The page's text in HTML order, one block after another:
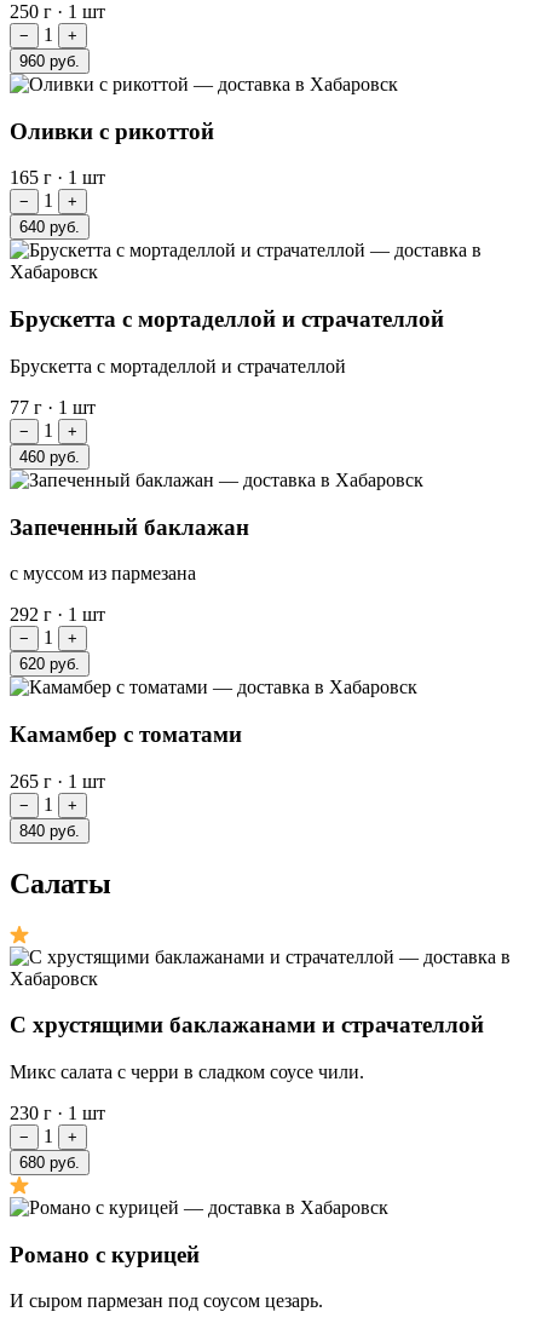
250 г · 1 шт
− 1
+
960 руб.
Оливки с рикоттой
165 г · 1 шт
− 1
+
640 руб.
Брускетта с мортаделлой и страчателлой
Брускетта с мортаделлой и страчателлой
77 г · 1 шт
− 1
+
460 руб.
Запеченный баклажан
с муссом из пармезана
292 г · 1 шт
− 1
+
620 руб.
Камамбер с томатами
265 г · 1 шт
− 1
+
840 руб.
Салаты
С хрустящими баклажанами и страчателлой
Микс салата с черри в сладком соусе чили.
230 г · 1 шт
− 1
+
680 руб.
Романо с курицей
И сыром пармезан под соусом цезарь.